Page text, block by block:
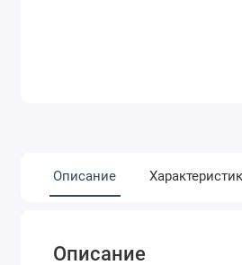
Описание
Описание